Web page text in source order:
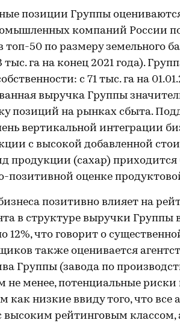
позиции Группы
компаний России
топ-50 по размеру земельного
га на конец 2021 года).
с 71 тыс. га на
выручка Группы
позиций на рынках сбыта.
вертикальной интеграции
с высокой добавленной
продукции (сахар)
позитивной оценке
позитивно влияет на
в структуре выручки Группы
12%, что говорит о
также оценивается
Группы (завода по
не менее, потенциальные
как низкие ввиду того, что
высоким рейтинговым классом,